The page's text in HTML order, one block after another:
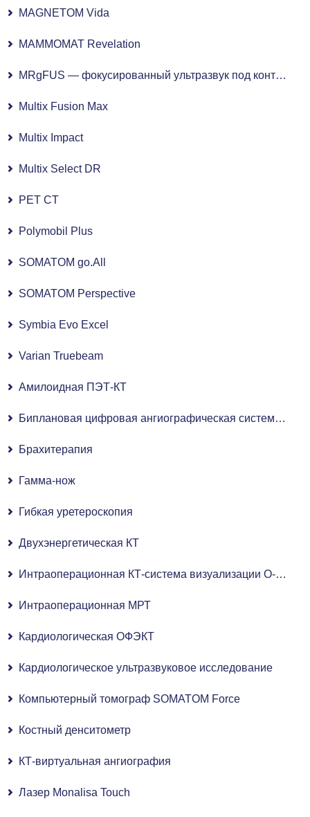
MAGNETOM Vida
MAMMOMAT Revelation
MRgFUS — фокусированный ультразвук под контролем МРТ
Multix Fusion Max
Multix Impact
Multix Select DR
PET CT
Polymobil Plus
SOMATOM go.All
SOMATOM Perspective
Symbia Evo Excel
Varian Truebeam
Амилоидная ПЭТ-КТ
Биплановая цифровая ангиографическая система с плоскопанельным детектором
Брахитерапия
Гамма-нож
Гибкая уретероскопия
Двухэнергетическая КТ
Интраоперационная КТ-система визуализации O-ARM
Интраоперационная МРТ
Кардиологическая ОФЭКТ
Кардиологическое ультразвуковое исследование
Компьютерный томограф SOMATOM Force
Костный денситометр
КТ-виртуальная ангиография
Лазер Monalisa Touch